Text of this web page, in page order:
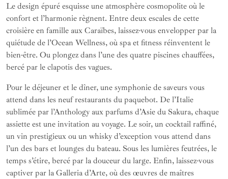
Le design épuré esquisse une atmosphère cosmopolite où le
confort et l’harmonie règnent. Entre deux escales de cette
croisière en famille aux Caraïbes, laissez-vous envelopper par la
quiétude de l’Ocean Wellness, où spa et fitness réinventent le
bien-être. Ou plongez dans l’une des quatre piscines chauffées,
bercé par le clapotis des vagues.
Pour le déjeuner et le dîner, une symphonie de saveurs vous
attend dans les neuf restaurants du paquebot. De l’Italie
sublimée par l’Anthology aux parfums d’Asie du Sakura, chaque
assiette est une invitation au voyage. Le soir, un cocktail raffiné,
un vin prestigieux ou un whisky d’exception vous attend dans
l’un des bars et lounges du bateau. Sous les lumières feutrées, le
temps s’étire, bercé par la douceur du large. Enfin, laissez-vous
captiver par la Galleria d’Arte, où des œuvres de maîtres